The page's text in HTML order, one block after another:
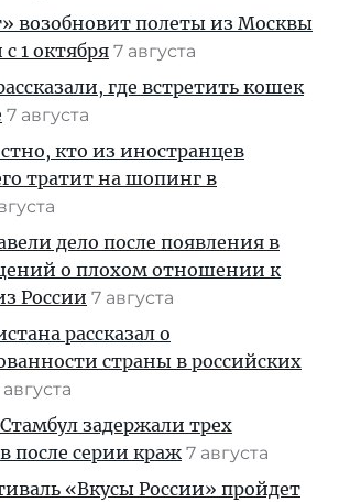
возобновит полеты из Москвы
1 октября 7 августа
где встретить кошек
7 августа
кто из иностранцев
тратит на шопинг в
дело после появления в
о плохом отношении к
России 7 августа
рассказал о
страны в российских
задержали трех
после серии краж 7 августа
«Вкусы России» пройдет